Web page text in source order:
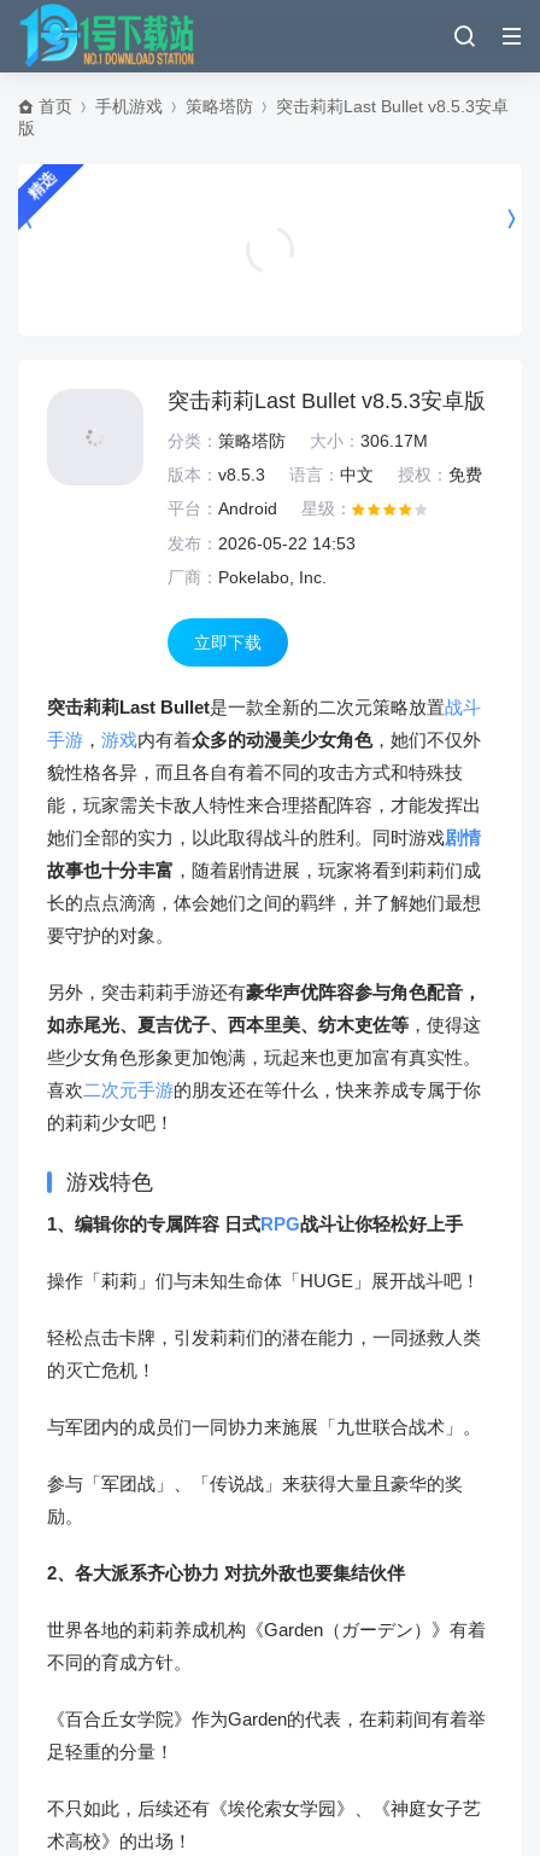
首页 手机游戏 策略塔防
突击莉莉Last Bullet v8.5.3安卓
版
精选
突击莉莉Last Bullet v8.5.3安卓版
分类： 策略塔防 大小： 306.17M
版本： v8.5.3 语言： 中文 授权： 免费
平台： Android
星级：
发布： 2026-05-22 14:53
厂商： Pokelabo, Inc.
立即下载
突击莉莉Last Bullet是一款全新的二次元策略放置战斗
手游 ， 游戏内有着众多的动漫美少女角色，她们不仅外
貌性格各异，而且各自有着不同的攻击方式和特殊技
能，玩家需关卡敌人特性来合理搭配阵容，才能发挥出
她们全部的实力，以此取得战斗的胜利。同时游戏剧情
故事也十分丰富 ，随着剧情进展，玩家将看到莉莉们成
长的点点滴滴，体会她们之间的羁绊，并了解她们最想
要守护的对象。
另外，突击莉莉手游还有豪华声优阵容参与角色配音，
如赤尾光、夏吉优子、西本里美、纺木吏佐等 ，使得这
些少女角色形象更加饱满，玩起来也更加富有真实性。
喜欢二次元手游的朋友还在等什么，快来养成专属于你
的莉莉少女吧！
游戏特色
1、编辑你的专属阵容 日式RPG战斗让你轻松好上手
操作「莉莉」们与未知生命体「HUGE」展开战斗吧！
轻松点击卡牌，引发莉莉们的潜在能力，一同拯救人类
的灭亡危机！
与军团内的成员们一同协力来施展「九世联合战术」。
参与「军团战」、「传说战」来获得大量且豪华的奖
励。
2、各大派系齐心协力 对抗外敌也要集结伙伴
世界各地的莉莉养成机构《Garden（ガーデン）》有着
不同的育成方针。
《百合丘女学院》作为Garden的代表，在莉莉间有着举
足轻重的分量！
不只如此，后续还有《埃伦索女学园》、《神庭女子艺
术高校》的出场！